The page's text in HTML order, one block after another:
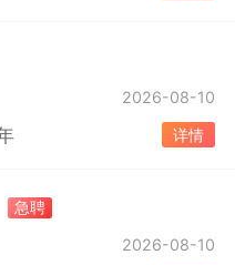
2026-08-10
详情
急聘
2026-08-10